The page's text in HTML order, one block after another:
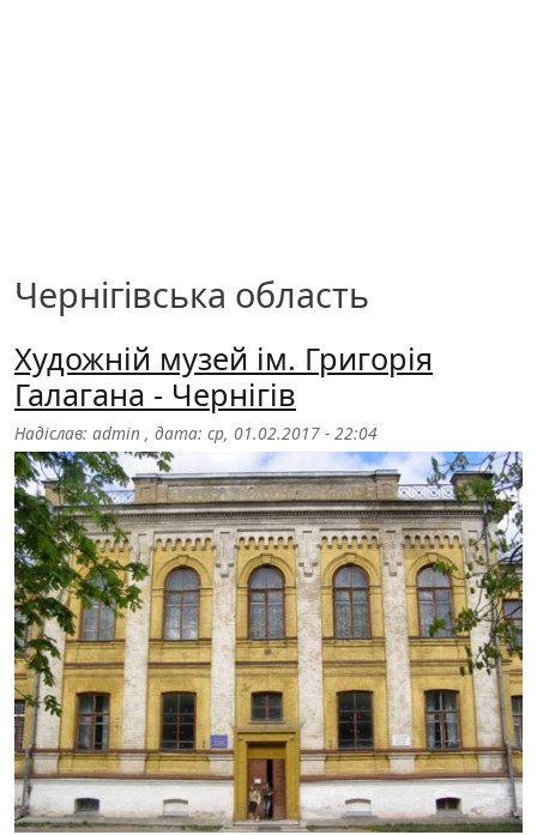
Чернігівська область
Художній музей ім. Григорія
Галагана - Чернігів
Надіслав: admin , дата: ср, 01.02.2017 - 22:04